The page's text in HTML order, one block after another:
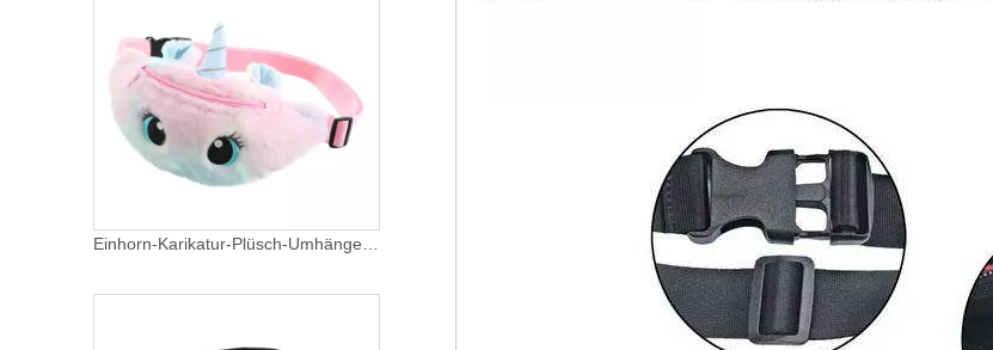
Einhorn-Karikatur-Plüsch-Umhängetasche Kleines Mädchen, niedlich, große Augen, Taillenbehälter, Geldbörse, Kinder, Messenger-Zubehör, Kindertasche